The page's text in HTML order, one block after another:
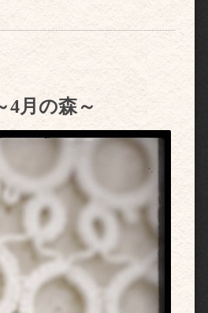
4月の森～